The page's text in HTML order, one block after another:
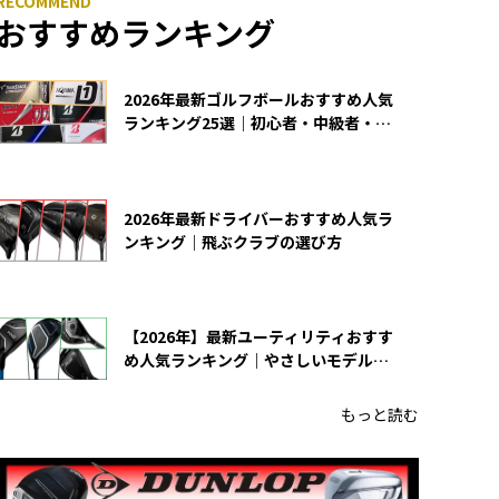
すすめランキング
2026年最新ゴルフボールおすすめ人気
ランキング25選｜初心者・中級者・上
2026年最新ドライバーおすすめ人気ラ
ンキング｜飛ぶクラブの選び方
【2026年】最新ユーティリティおすす
め人気ランキング｜やさしいモデルの
もっと読む